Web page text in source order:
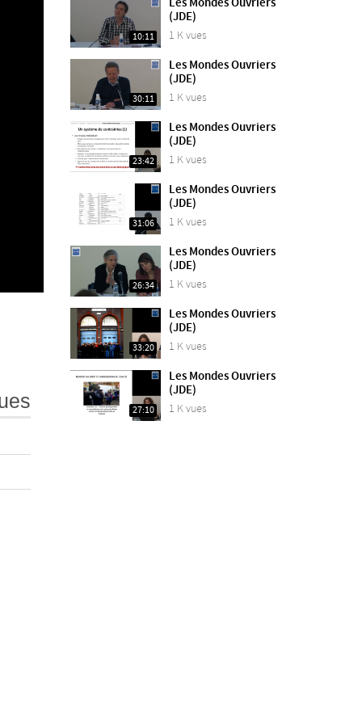
10:11
Les Mondes Ouvriers
(JDE)
1 K vues
30:11
Les Mondes Ouvriers
(JDE)
1 K vues
23:42
Les Mondes Ouvriers
(JDE)
1 K vues
31:06
Les Mondes Ouvriers
(JDE)
1 K vues
26:34
Les Mondes Ouvriers
(JDE)
1 K vues
33:20
Les Mondes Ouvriers
(JDE)
1 K vues
27:10
Les Mondes Ouvriers
(JDE)
1 K vues